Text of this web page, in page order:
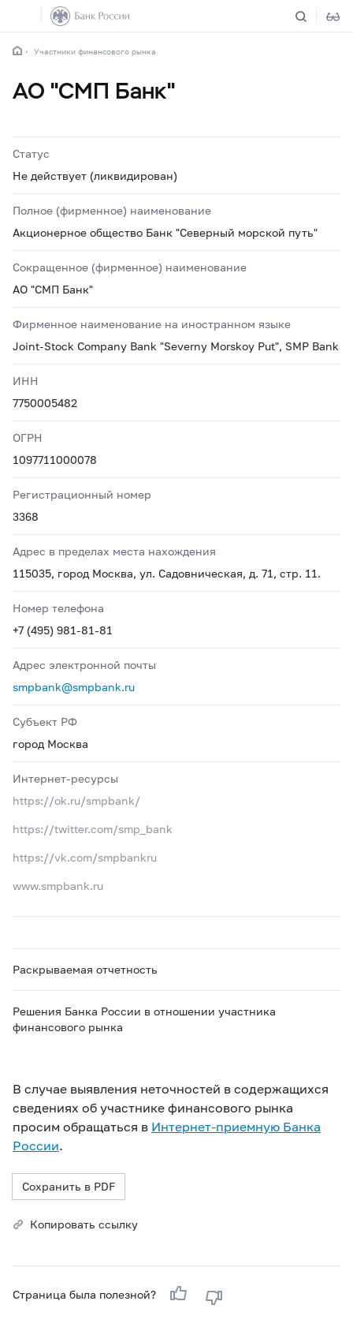
Участники финансового рынка
АО "СМП Банк"
Статус
Не действует (ликвидирован)
Полное (фирменное) наименование
Акционерное общество Банк "Северный морской путь"
Сокращенное (фирменное) наименование
АО "СМП Банк"
Фирменное наименование на иностранном языке
Joint-Stock Company Bank "Severny Morskoy Put", SMP Bank
ИНН
7750005482
ОГРН
1097711000078
Регистрационный номер
3368
Адрес в пределах места нахождения
115035, город Москва, ул. Садовническая, д. 71, стр. 11.
Номер телефона
+7 (495) 981-81-81
Адрес электронной почты
smpbank@smpbank.ru
Субъект РФ
город Москва
Интернет-ресурсы
https://ok.ru/smpbank/
https://twitter.com/smp_bank
https://vk.com/smpbankru
www.smpbank.ru
Раскрываемая отчетность
Решения Банка России в отношении участника
финансового рынка
В случае выявления неточностей в содержащихся
сведениях об участнике финансового рынка
просим обращаться в Интернет-приемную Банка
России.
Сохранить в PDF
Копировать ссылку
Страница была полезной?